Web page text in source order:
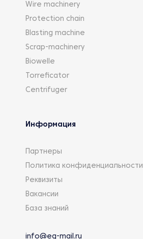
Wire machinery
Protection chain
Blasting machine
Scrap-machinery
Biowelle
Torreficator
Centrifuger
Информация
Партнеры
Политика конфиденциальности
Реквизиты
Вакансии
База знаний
info@eg-mail.ru